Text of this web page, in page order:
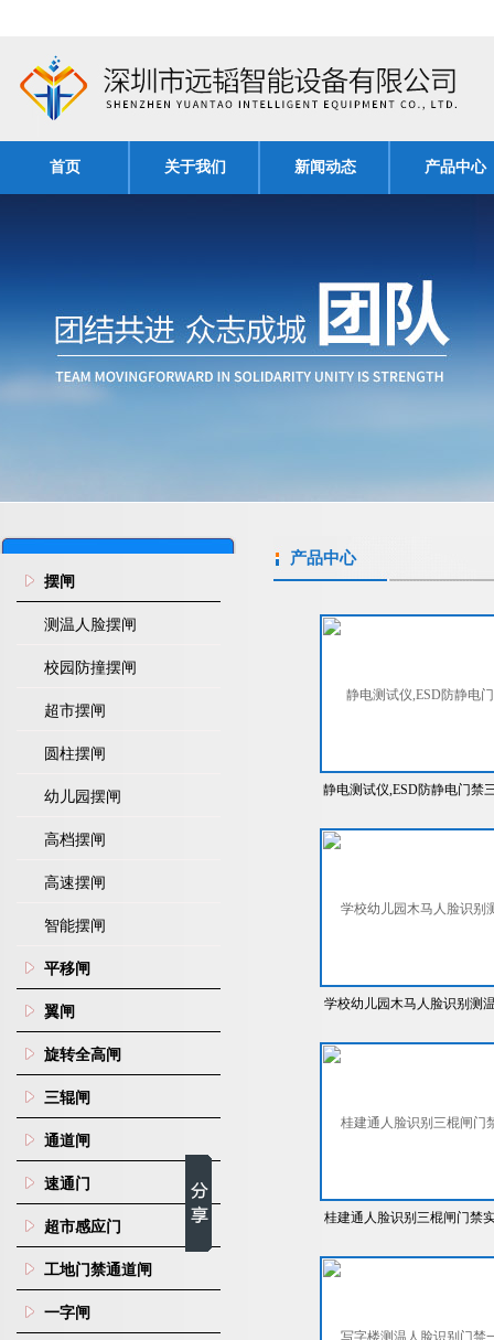
首页 关于我们 新闻动态 产品中心
摆闸
测温人脸摆闸
校园防撞摆闸
超市摆闸
圆柱摆闸
幼儿园摆闸
高档摆闸
高速摆闸
智能摆闸
平移闸
翼闸
旋转全高闸
三辊闸
通道闸
速通门
超市感应门
工地门禁通道闸
一字闸
产品中心
静电测试仪,ESD防静电门禁
学校幼儿园木马人脸识别测
桂建通人脸识别三棍闸门禁